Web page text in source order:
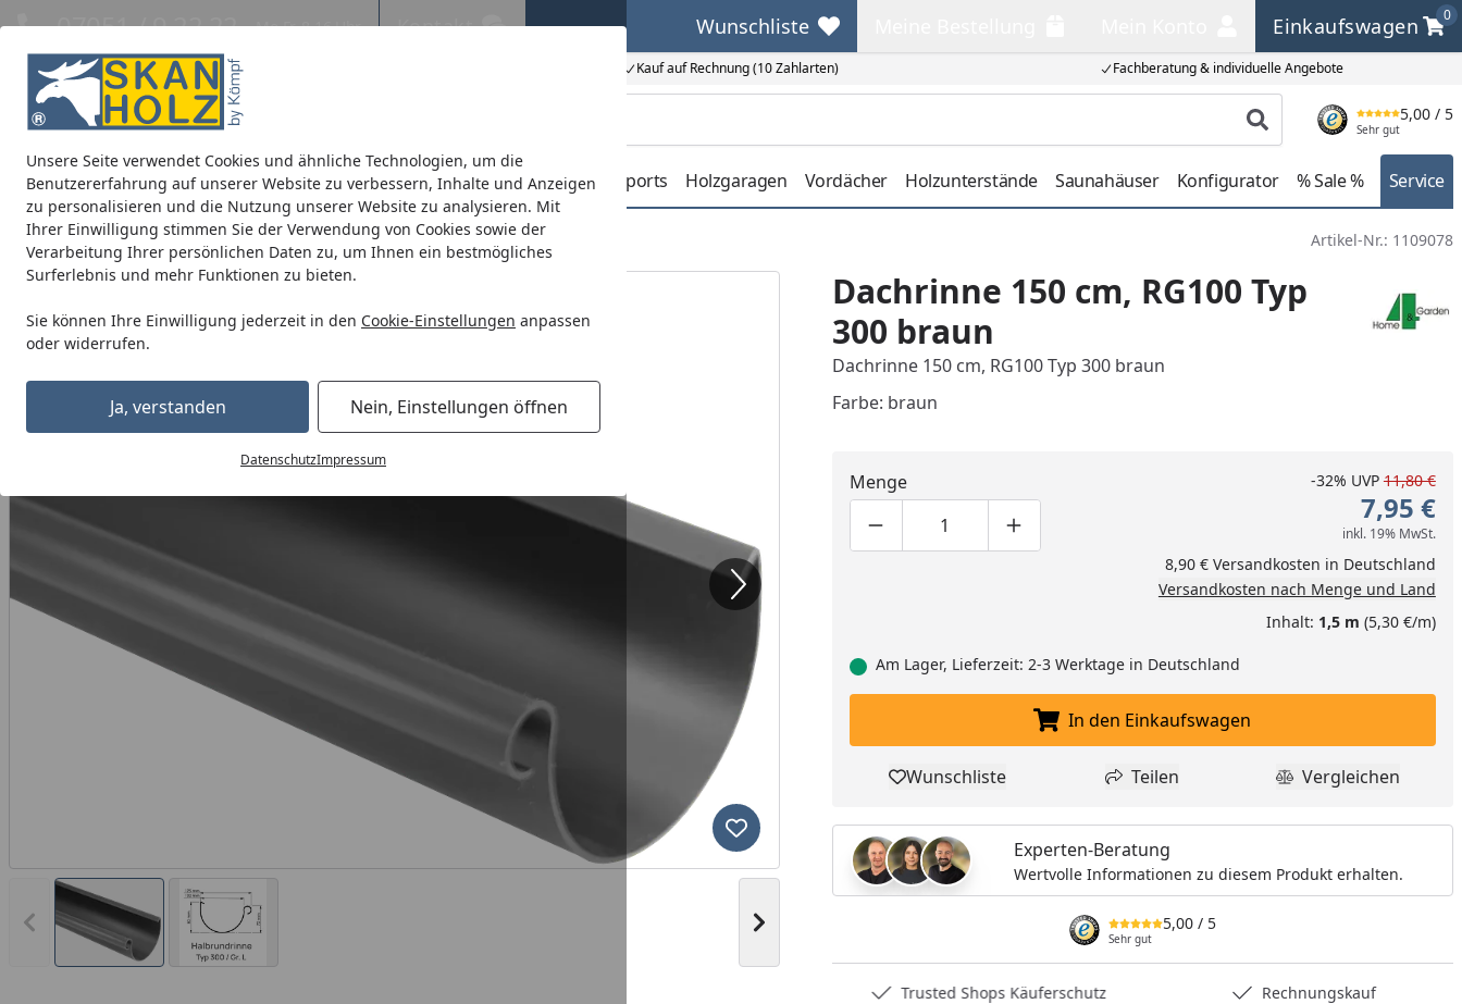
Unsere Seite verwendet Cookies und ähnliche Technologien, um die
Benutzererfahrung auf unserer Website zu verbessern, Inhalte und Anzeigen
zu personalisieren und die Nutzung unserer Website zu analysieren. Mit
Ihrer Einwilligung stimmen Sie der Verwendung von Cookies sowie der
Verarbeitung Ihrer persönlichen Daten zu, um Ihnen ein bestmögliches
Surferlebnis und mehr Funktionen zu bieten.
Sie können Ihre Einwilligung jederzeit in den Cookie-Einstellungen anpassen
oder widerrufen.
Ja, verstanden Nein, Einstellungen öffnen
DatenschutzImpressum
Eigene Montage-Teams Kauf auf Rechnung (10 Zahlarten) Fachberatung & individuelle Angebote
07051 / 9 22 22 Mo-Fr. 8-16 Uhr Kontakt Wunschliste
Wunschliste Einkaufswagen
0
Einkaufswagen
Produkt suchen
5,00 / 5
Sehr gut
Blockbohlenhäuser CrossCube Pavillons Terrassenüberdachungen Carports Holzgaragen Vordächer Holzunterstände Saunahäuser Konfigurator % Sale % Service
Startseite
Dachrinne 150 cm, RG100 Typ 300 braun Artikel-Nr.: 1109078
Vorheriges Bild anzeigen Nächstes Bild anzeigen
Produkt zur Wunschliste hinzufügen
Dachrinne 150 cm, RG100 Typ
300 braun
Dachrinne 150 cm, RG100 Typ 300 braun
Farbe: braun
Menge
Produktmenge um eins verringern
Produktmenge manuell eingeben
Produktmenge um eins erhöhen
-32% UVP 11,80 €
7,95 €
inkl. 19% MwSt.
8,90 € Versandkosten in Deutschland
Versandkosten nach Menge und Land
Inhalt: 1,5 m (5,30 €/m)
Am Lager, Lieferzeit: 2-3 Werktage in Deutschland
In den Einkaufswagen legen
In den Einkaufswagen
Produkt zur Wunschliste hinzufügen
Wunschliste Teilen
Teilen Produkt
Vergleichen
Experten-Beratung
Wertvolle Informationen zu diesem Produkt erhalten.
5,00 / 5
Sehr gut
Trusted Shops Käuferschutz Rechnungskauf